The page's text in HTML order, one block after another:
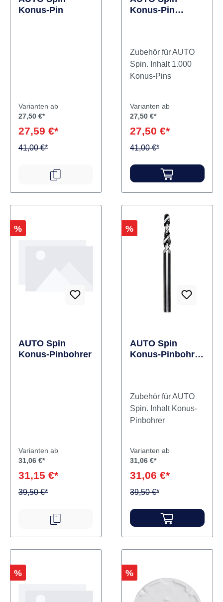
Konus-Pin
Varianten ab
27,50 €*
27,59 €*
41,00 €*
Konus-Pin
Zubehör für AUTO
Spin. Inhalt 1.000
Konus-Pins
Varianten ab
27,50 €*
27,50 €*
41,00 €*
Rabatt
%
AUTO Spin
Konus-Pinbohrer
Varianten ab
31,06 €*
31,15 €*
39,50 €*
Rabatt
%
AUTO Spin
Konus-Pinbohrer
Zubehör für AUTO
Spin. Inhalt Konus-
Pinbohrer
Varianten ab
31,06 €*
31,06 €*
39,50 €*
Rabatt
% Rabatt
%